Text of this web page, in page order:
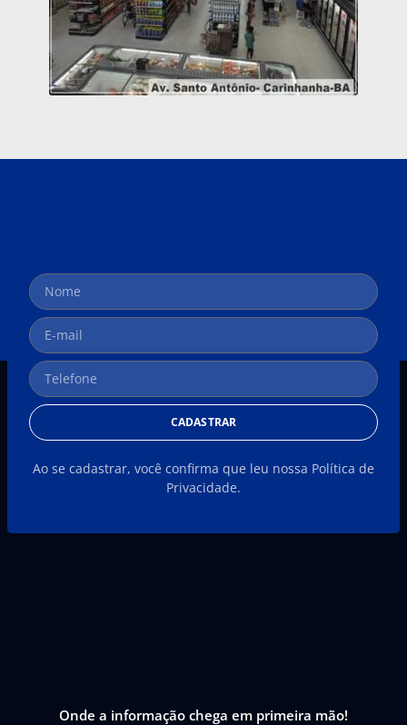
CADASTRAR
Ao se cadastrar, você confirma que leu nossa Política de
Privacidade.
Onde a informação chega em primeira mão!